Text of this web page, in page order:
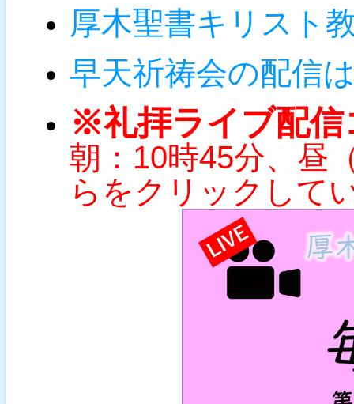
厚木聖書キリスト
早天祈祷会の配信
※礼拝ライブ配
朝：10時45分、昼
らをクリックして